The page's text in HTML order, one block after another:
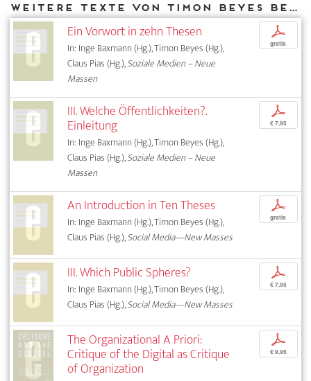
Weitere Texte von Timon Beyes bei DIAPHANES
Ein Vorwort in zehn Thesen
In: Inge Baxmann (Hg.), Timon Beyes (Hg.),
Claus Pias (Hg.),Soziale Medien – Neue
Massen
p
gratis
III. Welche Öffentlichkeiten?.
Einleitung
In: Inge Baxmann (Hg.), Timon Beyes (Hg.),
Claus Pias (Hg.),Soziale Medien – Neue
Massen
p
€ 7,95
An Introduction in Ten Theses
In: Inge Baxmann (Hg.), Timon Beyes (Hg.),
Claus Pias (Hg.),Social Media—New Masses
p
gratis
III. Which Public Spheres?
In: Inge Baxmann (Hg.), Timon Beyes (Hg.),
Claus Pias (Hg.),Social Media—New Masses
p
€ 7,95
The Organizational A Priori:
Critique of the Digital as Critique
of Organization
p
€ 9,95